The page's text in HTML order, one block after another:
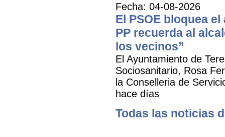
Fecha: 04-08-2026
El PSOE bloquea
PP recuerda al
los vecinos”
El Ayuntamiento de
Sociosanitario, Rosa
la Conselleria de
hace días
Todas las noticias